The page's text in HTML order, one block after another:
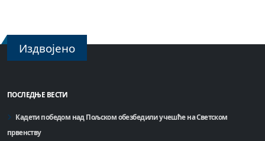
Издвојено
ПОСЛЕДЊЕ ВЕСТИ
Кадети победом над Пољском обезбедили учешће на Светском
првенству